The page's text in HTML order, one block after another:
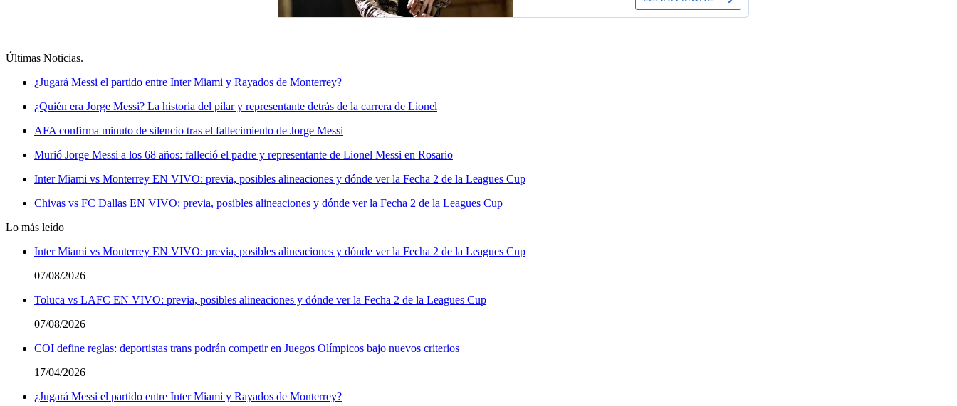
Últimas Noticias.
¿Jugará Messi el partido entre Inter Miami y Rayados de Monterrey?
¿Quién era Jorge Messi? La historia del pilar y representante detrás de la carrera de Lionel
AFA confirma minuto de silencio tras el fallecimiento de Jorge Messi
Murió Jorge Messi a los 68 años: falleció el padre y representante de Lionel Messi en Rosario
Inter Miami vs Monterrey EN VIVO: previa, posibles alineaciones y dónde ver la Fecha 2 de la Leagues Cup
Chivas vs FC Dallas EN VIVO: previa, posibles alineaciones y dónde ver la Fecha 2 de la Leagues Cup
Lo más leído
Inter Miami vs Monterrey EN VIVO: previa, posibles alineaciones y dónde ver la Fecha 2 de la Leagues Cup
07/08/2026
Toluca vs LAFC EN VIVO: previa, posibles alineaciones y dónde ver la Fecha 2 de la Leagues Cup
07/08/2026
COI define reglas: deportistas trans podrán competir en Juegos Olímpicos bajo nuevos criterios
17/04/2026
¿Jugará Messi el partido entre Inter Miami y Rayados de Monterrey?